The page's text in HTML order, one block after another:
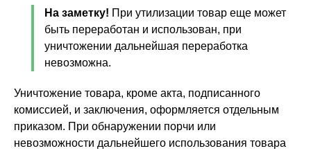
На заметку! При утилизации товар еще может
быть переработан и использован, при
уничтожении дальнейшая переработка
невозможна.
Уничтожение товара, кроме акта, подписанного
комиссией, и заключения, оформляется отдельным
приказом. При обнаружении порчи или
невозможности дальнейшего использования товара